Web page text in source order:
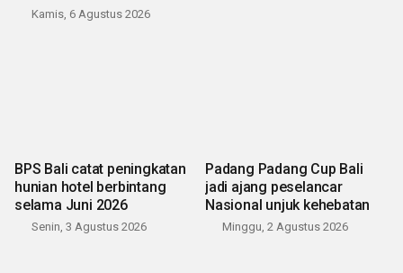
Kamis, 6 Agustus 2026
BPS Bali catat peningkatan
hunian hotel berbintang
selama Juni 2026
Senin, 3 Agustus 2026
Padang Padang Cup Bali
jadi ajang peselancar
Nasional unjuk kehebatan
Minggu, 2 Agustus 2026